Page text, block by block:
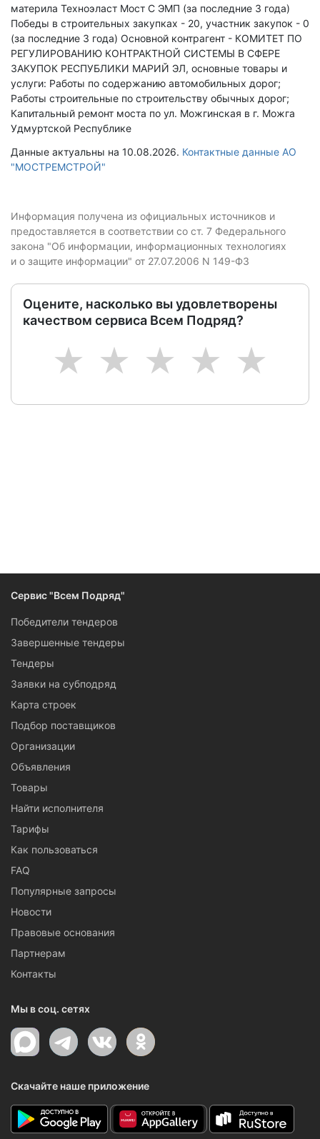
материла Техноэласт Мост С ЭМП (за последние 3 года)
Победы в строительных закупках - 20, участник закупок - 0
(за последние 3 года) Основной контрагент - КОМИТЕТ ПО
РЕГУЛИРОВАНИЮ КОНТРАКТНОЙ СИСТЕМЫ В СФЕРЕ
ЗАКУПОК РЕСПУБЛИКИ МАРИЙ ЭЛ, основные товары и
услуги: Работы по содержанию автомобильных дорог;
Работы строительные по строительству обычных дорог;
Капитальный ремонт моста по ул. Можгинская в г. Можга
Удмуртской Республике
Данные актуальны на 10.08.2026. Контактные данные АО
"МОСТРЕМСТРОЙ"
Информация получена из официальных источников и
предоставляется в соответствии со ст. 7 Федерального
закона "Об информации, информационных технологиях
и о защите информации" от 27.07.2006 N 149-ФЗ
Оцените, насколько вы удовлетворены
качеством сервиса Всем Подряд?
5
4
3
2
1
Сервис "Всем Подряд"
Победители тендеров
Завершенные тендеры
Тендеры
Заявки на субподряд
Карта строек
Подбор поставщиков
Организации
Объявления
Товары
Найти исполнителя
Тарифы
Как пользоваться
FAQ
Популярные запросы
Новости
Правовые основания
Партнерам
Контакты
Мы в соц. сетях
Скачайте наше приложение